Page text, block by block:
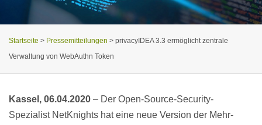
Startseite > Pressemitteilungen > privacyIDEA 3.3 ermöglicht zentrale
Verwaltung von WebAuthn Token
Kassel, 06.04.2020 – Der Open-Source-Security-
Spezialist NetKnights hat eine neue Version der Mehr-